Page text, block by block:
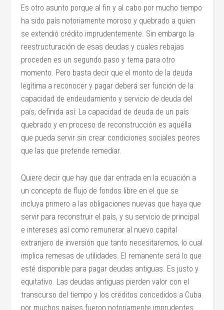
Es otro asunto porque al fin y al cabo por mucho tiempo
ha sido país notoriamente moroso y quebrado a quien
se extendió crédito imprudentemente. Sin embargo la
reestructuración de esas deudas y cuales rebajas
proceden es un segundo paso y tema para otro
momento. Pero basta decir que el monto de la deuda
legítima a reconocer y pagar deberá ser función de la
capacidad de endeudamiento y servicio de deuda del
país, definida así: La capacidad de deuda de un país
quebrado y en proceso de reconstrucción es aquélla
que pueda servir sin crear condiciones sociales peores
que las que pretende remediar.
Quiere decir que hay que dar entrada en la ecuación a
un concepto de flujo de fondos libre en el que se
incluya primero a las obligaciones nuevas que haya que
servir para reconstruir el país, y su servicio de principal
e intereses así como remunerar al nuevo capital
extranjero de inversión que tanto necesitaremos, lo cual
implica remesas de utilidades. El remanente será lo que
esté disponible para pagar deudas antiguas. Es justo y
equitativo. Las deudas antiguas pierden valor con el
transcurso del tiempo y los créditos concedidos a Cuba
por muchos países fueron notoriamente imprudentes